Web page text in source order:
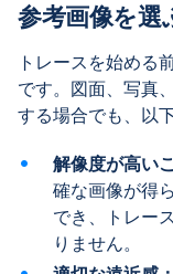
参考画像を選
トレースを始める
です。図面、写真
する場合でも、以
解像度が高い
確な画像が得
でき、トレー
りません。